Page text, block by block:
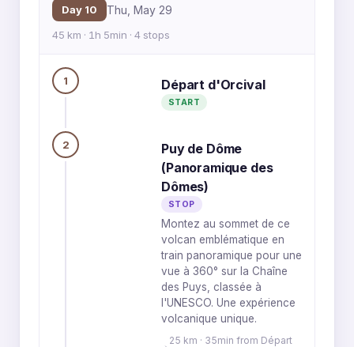
Day 10 Thu, May 29
45 km · 1h 5min · 4 stops
1 Départ d'Orcival
START
2
Puy de Dôme
(Panoramique des
Dômes)
STOP
Montez au sommet de ce
volcan emblématique en
train panoramique pour une
vue à 360° sur la Chaîne
des Puys, classée à
l'UNESCO. Une expérience
volcanique unique.
25 km · 35min from Départ